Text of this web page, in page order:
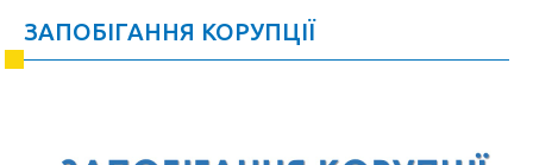
ЗАПОБІГАННЯ КОРУПЦІЇ